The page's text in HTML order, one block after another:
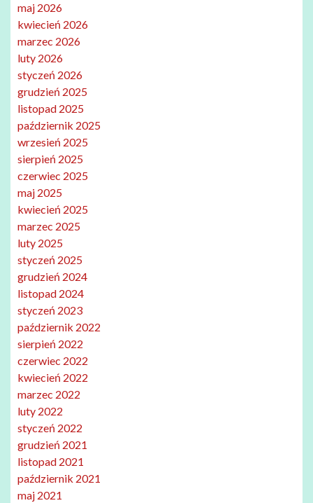
maj 2026
kwiecień 2026
marzec 2026
luty 2026
styczeń 2026
grudzień 2025
listopad 2025
październik 2025
wrzesień 2025
sierpień 2025
czerwiec 2025
maj 2025
kwiecień 2025
marzec 2025
luty 2025
styczeń 2025
grudzień 2024
listopad 2024
styczeń 2023
październik 2022
sierpień 2022
czerwiec 2022
kwiecień 2022
marzec 2022
luty 2022
styczeń 2022
grudzień 2021
listopad 2021
październik 2021
maj 2021